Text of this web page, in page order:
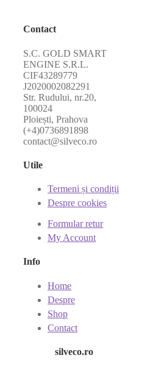
Contact
S.C. GOLD SMART
ENGINE S.R.L.
CIF43289779
J2020002082291
Str. Rudului, nr.20,
100024
Ploiești, Prahova
(+4)0736891898
contact@silveco.ro
Utile
Termeni și condiții
Despre cookies
Formular retur
My Account
Info
Home
Despre
Shop
Contact
silveco.ro